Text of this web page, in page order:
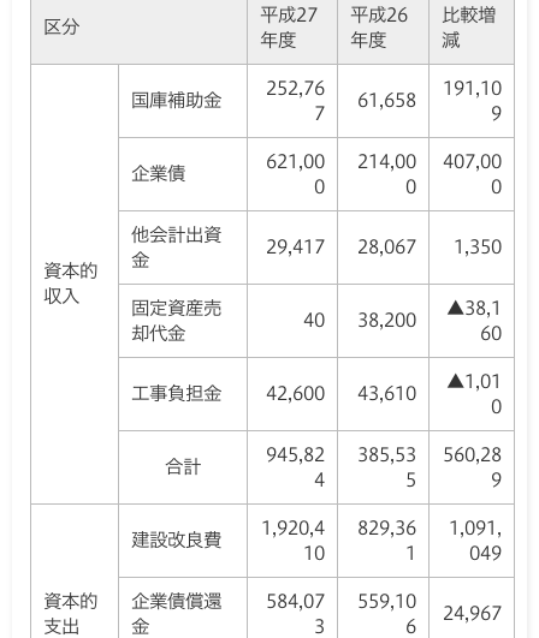
区分
平成27
年度
平成26
年度
比較増
減
資本的
収入
国庫補助金
252,76
7
61,658
191,10
9
企業債
621,00
0
214,00
0
407,00
0
他会計出資
金
29,417 28,067 1,350
固定資産売
却代金
40 38,200
▲38,1
60
工事負担金 42,600 43,610
▲1,01
0
合計
945,82
4
385,53
5
560,28
9
資本的
支出
建設改良費
1,920,4
10
829,36
1
1,091,
049
企業債償還
金
584,07
3
559,10
6
24,967